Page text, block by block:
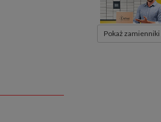
Pokaż zamienniki